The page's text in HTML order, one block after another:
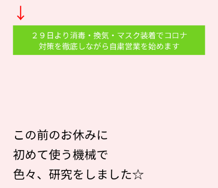
↓
２９日より消毒・換気・マスク装着でコロナ
対策を徹底しながら自粛営業を始めます
この前のお休みに
初めて使う機械で
色々、研究をしました☆